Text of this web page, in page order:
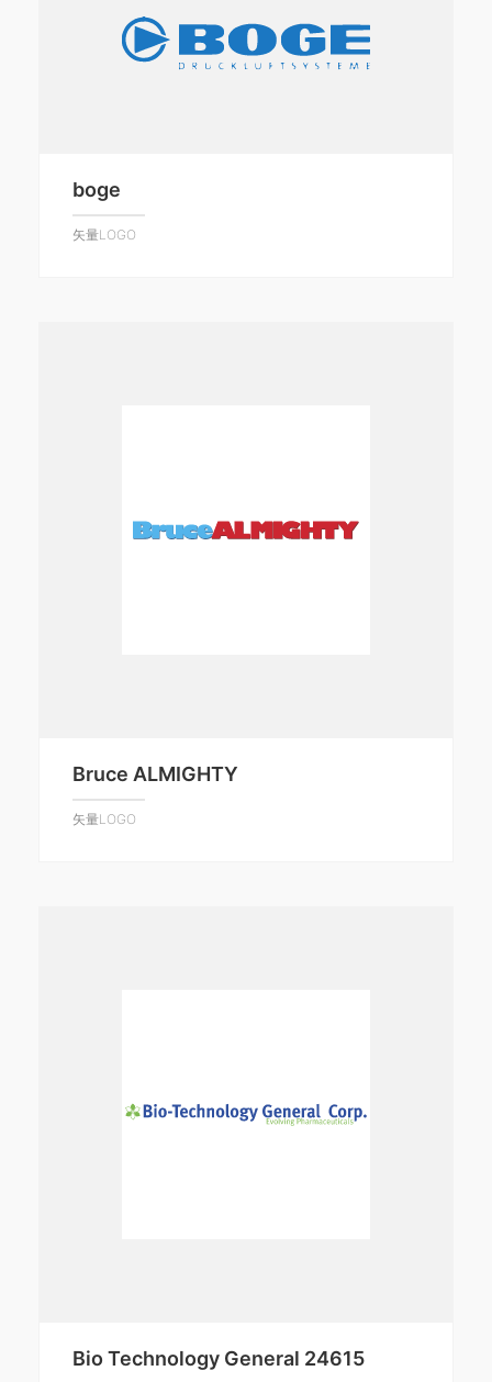
boge
矢量LOGO
Bruce ALMIGHTY
矢量LOGO
Bio Technology General 24615